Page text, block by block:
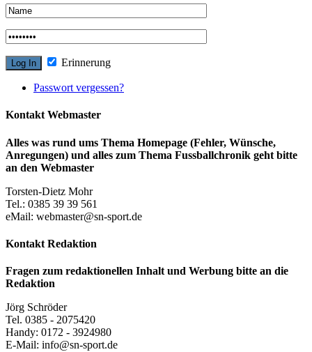
Erinnerung
Passwort vergessen?
Kontakt Webmaster
Alles was rund ums Thema Homepage (Fehler, Wünsche,
Anregungen) und alles zum Thema Fussballchronik geht bitte
an den Webmaster
Torsten-Dietz Mohr
Tel.: 0385 39 39 561
eMail: webmaster@sn-sport.de
Kontakt Redaktion
Fragen zum redaktionellen Inhalt und Werbung bitte an die
Redaktion
Jörg Schröder
Tel. 0385 - 2075420
Handy: 0172 - 3924980
E-Mail: info@sn-sport.de